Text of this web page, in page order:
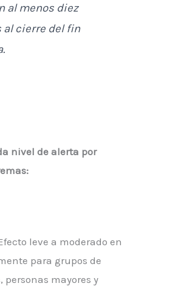
al menos diez
al cierre del fin
nivel de alerta por
leve a moderado en
para grupos de
personas mayores y